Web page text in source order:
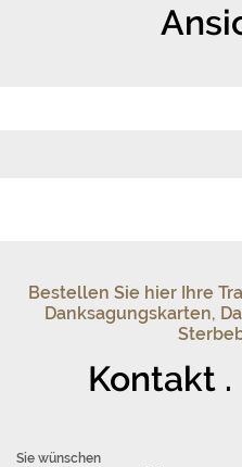
Bestellen Sie hier Ihre
Danksagungskarten,
Kontakt
Sie wünschen